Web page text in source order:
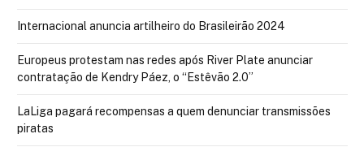
Internacional anuncia artilheiro do Brasileirão 2024
Europeus protestam nas redes após River Plate anunciar
contratação de Kendry Páez, o “Estêvão 2.0”
LaLiga pagará recompensas a quem denunciar transmissões
piratas